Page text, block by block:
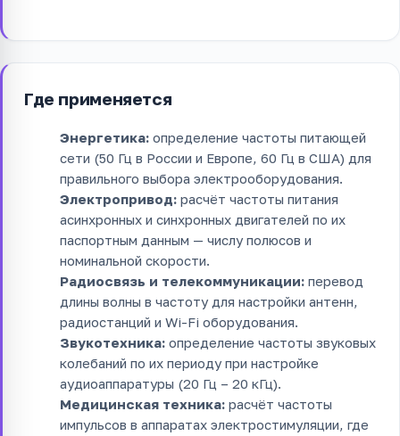
Где применяется
Энергетика: определение частоты питающей
сети (50 Гц в России и Европе, 60 Гц в США) для
правильного выбора электрооборудования.
Электропривод: расчёт частоты питания
асинхронных и синхронных двигателей по их
паспортным данным — числу полюсов и
номинальной скорости.
Радиосвязь и телекоммуникации: перевод
длины волны в частоту для настройки антенн,
радиостанций и Wi-Fi оборудования.
Звукотехника: определение частоты звуковых
колебаний по их периоду при настройке
аудиоаппаратуры (20 Гц – 20 кГц).
Медицинская техника: расчёт частоты
импульсов в аппаратах электростимуляции, где